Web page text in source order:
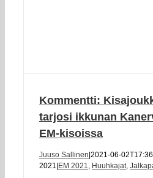
Kommentti:
tarjosi ikkunan
EM-kisoissa
Juuso Sallinen 2021-06-
2021 EM 2021, Huuhkajat,